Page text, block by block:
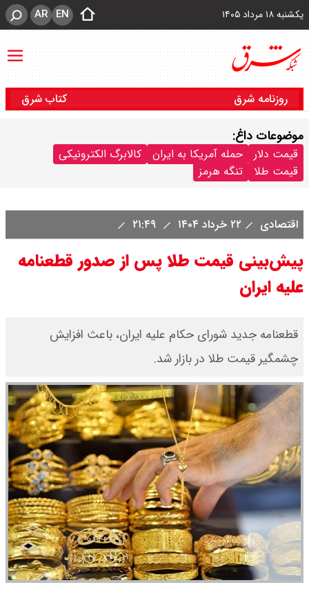
یکشنبه ۱۸ مرداد ۱۴۰۵ EN
AR
روزنامه شرق کتاب شرق
موضوعات داغ:
قیمت دلار حمله آمریکا به ایران
کالابرگ الکترونیکی
قیمت طلا
تنگه هرمز
اقتصادی ۲۲ خرداد ۱۴۰۴
پیش‌بینی قیمت طلا پس از صدور قطعنامه
علیه ایران
قطعنامه جدید شورای حکام علیه ایران، باعث افزایش
چشمگیر قیمت طلا در بازار شد.